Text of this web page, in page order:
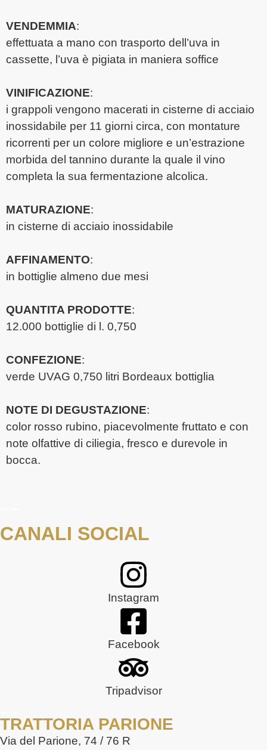
VENDEMMIA:
effettuata a mano con trasporto dell’uva in
cassette, l’uva è pigiata in maniera soffice
VINIFICAZIONE:
i grappoli vengono macerati in cisterne di acciaio
inossidabile per 11 giorni circa, con montature
ricorrenti per un colore migliore e un’estrazione
morbida del tannino durante la quale il vino
completa la sua fermentazione alcolica.
MATURAZIONE:
in cisterne di acciaio inossidabile
AFFINAMENTO:
in bottiglie almeno due mesi
QUANTITA PRODOTTE:
12.000 bottiglie di l. 0,750
CONFEZIONE:
verde UVAG 0,750 litri Bordeaux bottiglia
NOTE DI DEGUSTAZIONE:
color rosso rubino, piacevolmente fruttato e con
note olfattive di ciliegia, fresco e durevole in
bocca.
CANALI SOCIAL
Instagram
Facebook
Tripadvisor
TRATTORIA PARIONE
Via del Parione, 74 / 76 R